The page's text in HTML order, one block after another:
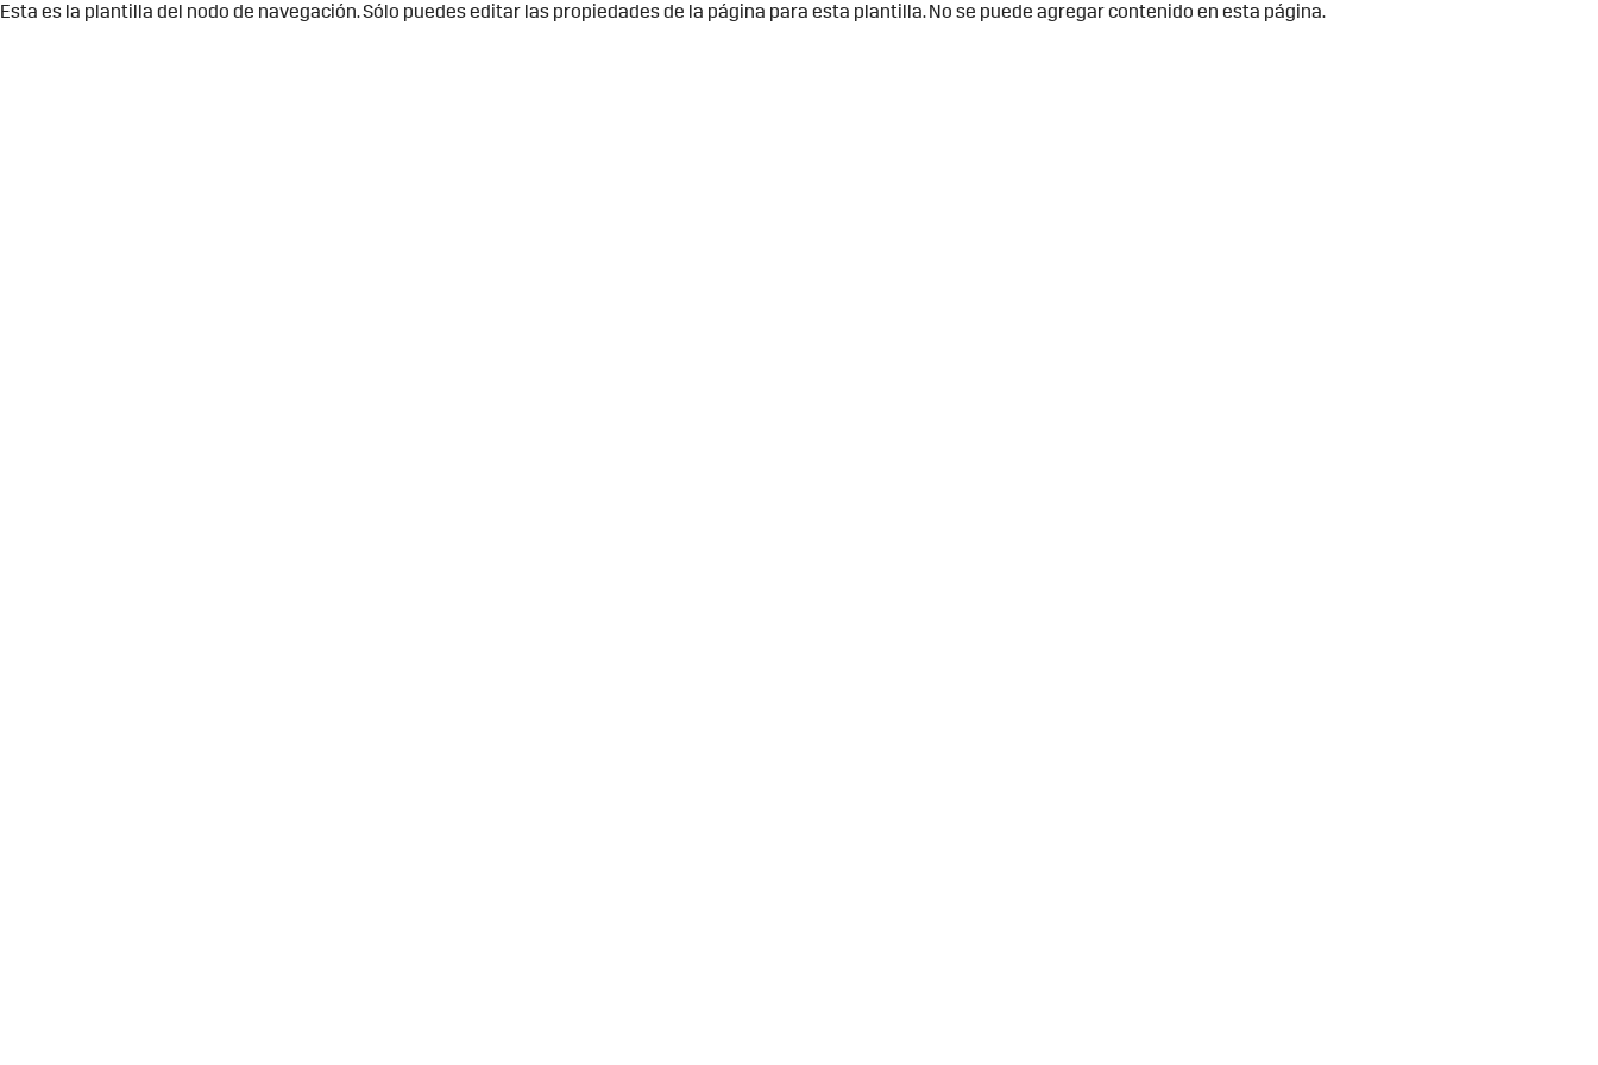
Esta es la plantilla del nodo de navegación. Sólo puedes editar las propiedades de la página para esta plantilla. No se puede agregar contenido en esta página.